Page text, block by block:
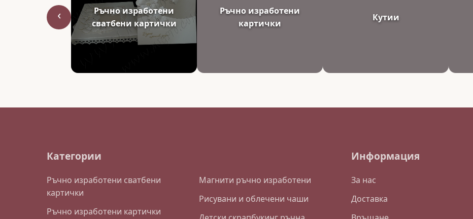
‹
Ръчно изработени
сватбени картички
Ръчно изработени
картички
Кутии
Категории
Ръчно изработени сватбени
картички
Ръчно изработени картички
Магнити ръчно изработени
Рисувани и облечени чаши
Информация
За нас
Доставка